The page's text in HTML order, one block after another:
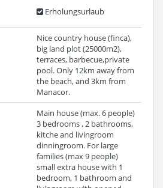
Erholungsurlaub
Nice country house (finca),
big land plot (25000m2),
terraces, barbecue,private
pool. Only 12km away from
the beach, and 3km from
Manacor.
Main house (max. 6 people)
3 bedrooms , 2 bathrooms,
kitche and livingroom
dinningroom. For large
families (max 9 people)
small extra house with 1
bedroom, 1 bathroom and